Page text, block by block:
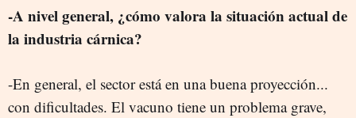
-A nivel general, ¿cómo valora la situación actual de
la industria cárnica?
-En general, el sector está en una buena proyección...
con dificultades. El vacuno tiene un problema grave,